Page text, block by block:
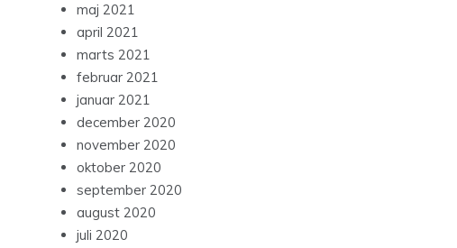
maj 2021
april 2021
marts 2021
februar 2021
januar 2021
december 2020
november 2020
oktober 2020
september 2020
august 2020
juli 2020